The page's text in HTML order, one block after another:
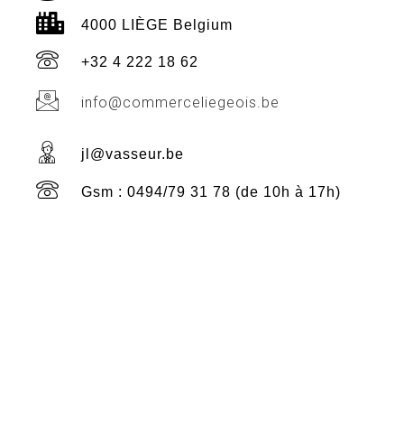
4000 LIÈGE Belgium
+32 4 222 18 62
info@commerceliegeois.be
jl@vasseur.be
Gsm : 0494/79 31 78 (de 10h à 17h)